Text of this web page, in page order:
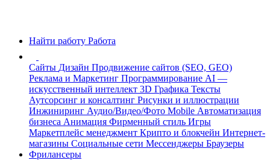
Найти работу Работа
Сайты Дизайн Продвижение сайтов (SEO, GEO)
Реклама и Маркетинг Программирование AI —
искусственный интеллект 3D Графика Тексты
Аутсорсинг и консалтинг Рисунки и иллюстрации
Инжиниринг Аудио/Видео/Фото Mobile Автоматизация
бизнеса Анимация Фирменный стиль Игры
Маркетплейс менеджмент Крипто и блокчейн Интернет-
магазины Социальные сети Мессенджеры Браузеры
Фрилансеры